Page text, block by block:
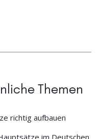
Themen
richtig aufbauen
im Deutschen